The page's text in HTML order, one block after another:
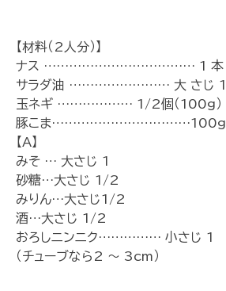
【材料（2人分）】
ナス ……………………………… 1 本
サラダ油 …………………… 大 さじ 1
玉ネギ ……………… 1/2個（100g）
豚こま……………………………100g
【A】
みそ … 大さじ 1
砂糖…大さじ 1/2
みりん…大さじ1/2
酒…大さじ 1/2
おろしニンニク…………… 小さじ 1
（チューブなら2 ～ 3cm）